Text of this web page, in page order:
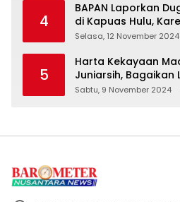
4
BAPAN Laporkan
di Kapuas Hulu,
Intimidasi
Selasa, 12 November 2024
5
Harta Kekayaan
Juniarsih, Bagaikan
Sabtu, 9 November 2024